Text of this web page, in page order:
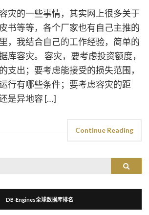
灾的一些事情，其实网上很多关于
书等等，各个厂家也有自己主推的
，我结合自己的工作经验，简单的
库容灾。 容灾，要考虑投资额度，
支出；要考虑能接受的损失范围，
行有哪些条件；要考虑容灾的距
是异地容 […]
Continue Reading
Search
DB-Engines全球数据库排名